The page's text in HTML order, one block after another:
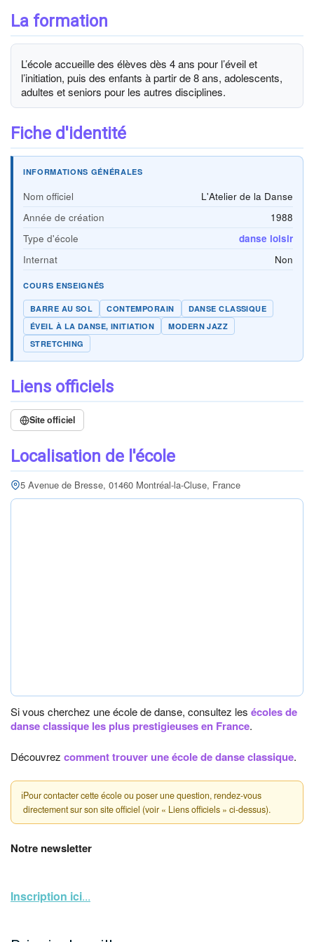
La formation
L’école accueille des élèves dès 4 ans pour l’éveil et
l’initiation, puis des enfants à partir de 8 ans, adolescents,
adultes et seniors pour les autres disciplines.
Fiche d'identité
INFORMATIONS GÉNÉRALES
Nom officiel
L'Atelier de la Danse
Année de création
1988
Type d'école
danse loisir
Internat
Non
COURS ENSEIGNÉS
BARRE AU SOL CONTEMPORAIN
DANSE CLASSIQUE
ÉVEIL À LA DANSE, INITIATION
MODERN JAZZ
STRETCHING
Liens officiels
Site officiel
Localisation de l'école
5 Avenue de Bresse, 01460 Montréal-la-Cluse, France
Si vous cherchez une école de danse, consultez les écoles de
danse classique les plus prestigieuses en France.
Découvrez comment trouver une école de danse classique.
ℹPour contacter cette école ou poser une question, rendez-vous
directement sur son site officiel (voir « Liens officiels » ci-dessus).
Notre newsletter
Inscription ici...